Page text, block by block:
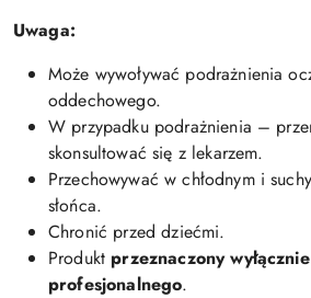
Uwaga:
Może wywoływać podrażnienia
oddechowego.
W przypadku podrażnienia –
skonsultować się z lekarzem.
Przechowywać w chłodnym i
słońca.
Chronić przed dziećmi.
Produkt przeznaczony
profesjonalnego.